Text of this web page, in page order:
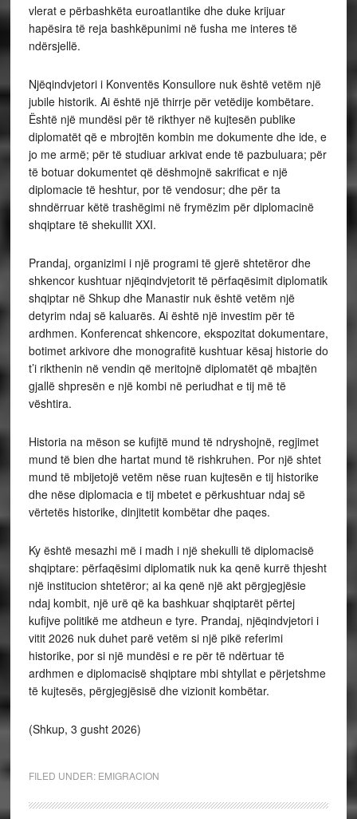
vlerat e përbashkëta euroatlantike dhe duke krijuar
hapësira të reja bashkëpunimi në fusha me interes të
ndërsjellë.
Njëqindvjetori i Konventës Konsullore nuk është vetëm një
jubile historik. Ai është një thirrje për vetëdije kombëtare.
Është një mundësi për të rikthyer në kujtesën publike
diplomatët që e mbrojtën kombin me dokumente dhe ide, e
jo me armë; për të studiuar arkivat ende të pazbuluara; për
të botuar dokumentet që dëshmojnë sakrificat e një
diplomacie të heshtur, por të vendosur; dhe për ta
shndërruar këtë trashëgimi në frymëzim për diplomacinë
shqiptare të shekullit XXI.
Prandaj, organizimi i një programi të gjerë shtetëror dhe
shkencor kushtuar njëqindvjetorit të përfaqësimit diplomatik
shqiptar në Shkup dhe Manastir nuk është vetëm një
detyrim ndaj së kaluarës. Ai është një investim për të
ardhmen. Konferencat shkencore, ekspozitat dokumentare,
botimet arkivore dhe monografitë kushtuar kësaj historie do
t’i rikthenin në vendin që meritojnë diplomatët që mbajtën
gjallë shpresën e një kombi në periudhat e tij më të
vështira.
Historia na mëson se kufijtë mund të ndryshojnë, regjimet
mund të bien dhe hartat mund të rishkruhen. Por një shtet
mund të mbijetojë vetëm nëse ruan kujtesën e tij historike
dhe nëse diplomacia e tij mbetet e përkushtuar ndaj së
vërtetës historike, dinjitetit kombëtar dhe paqes.
Ky është mesazhi më i madh i një shekulli të diplomacisë
shqiptare: përfaqësimi diplomatik nuk ka qenë kurrë thjesht
një institucion shtetëror; ai ka qenë një akt përgjegjësie
ndaj kombit, një urë që ka bashkuar shqiptarët përtej
kufijve politikë me atdheun e tyre. Prandaj, njëqindvjetori i
vitit 2026 nuk duhet parë vetëm si një pikë referimi
historike, por si një mundësi e re për të ndërtuar të
ardhmen e diplomacisë shqiptare mbi shtyllat e përjetshme
të kujtesës, përgjegjësisë dhe vizionit kombëtar.
(Shkup, 3 gusht 2026)
FILED UNDER: EMIGRACION